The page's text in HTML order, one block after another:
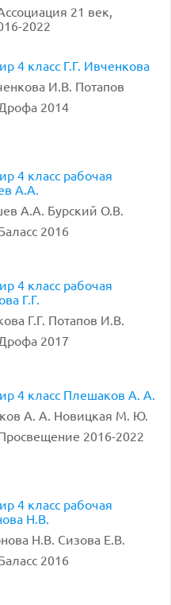
21 век,
2022
4 класс Г.Г. Ивченкова
И.В. Потапов
2014
4 класс рабочая
А.А.
А.А. Бурский О.В.
2016
4 класс рабочая
Г.Г.
Г.Г. Потапов И.В.
2017
4 класс Плешаков А. А.
А. А. Новицкая М. Ю.
2016-2022
4 класс рабочая
Н.В.
Н.В. Сизова Е.В.
2016